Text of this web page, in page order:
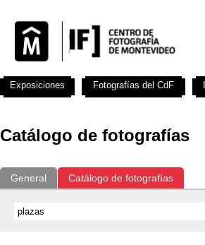
Catálogo de fotografías
General Catálogo de fotografías
Exposiciones Fotografías del CdF